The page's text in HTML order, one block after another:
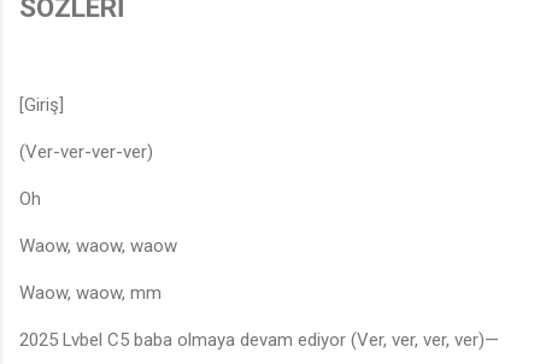
SÖZLERİ
[Giriş]
(Ver-ver-ver-ver)
Oh
Waow, waow, waow
Waow, waow, mm
2025 Lvbel C5 baba olmaya devam ediyor (Ver, ver, ver, ver)—